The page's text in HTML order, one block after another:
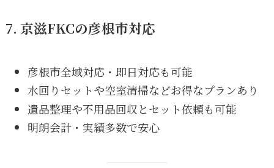
7. 京滋FKCの彦根市対応
彦根市全域対応・即日対応も可能
水回りセットや空室清掃などお得なプランあり
遺品整理や不用品回収とセット依頼も可能
明朗会計・実績多数で安心